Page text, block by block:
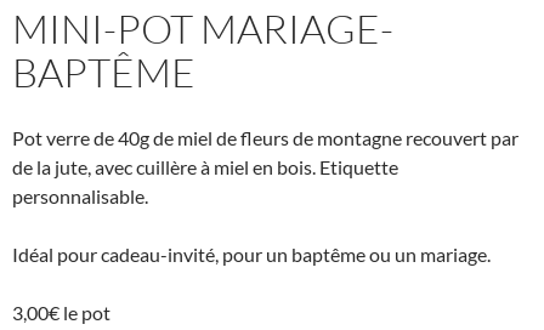
MINI-POT MARIAGE-
BAPTÊME
Pot verre de 40g de miel de fleurs de montagne recouvert par
de la jute, avec cuillère à miel en bois. Etiquette
personnalisable.
Idéal pour cadeau-invité, pour un baptême ou un mariage.
3,00€ le pot